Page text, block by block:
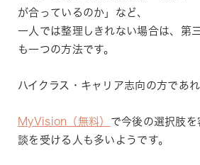
が合っているのか」など、
一人では整理しきれない場合は、第
も一つの方法です。
ハイクラス・キャリア志向の方であれ
MyVision（無料） で今後の選択肢
談を受ける人も多いようです。